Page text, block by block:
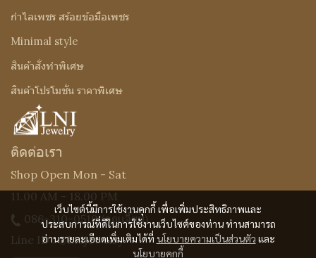
เว็บไซต์นี้มีการใช้งานคุกกี้ เพื่อเพิ่มประสิทธิภาพและ
ประสบการณ์ที่ดีในการใช้งานเว็บไซต์ของท่าน ท่านสามารถ
อ่านรายละเอียดเพิ่มเติมได้ที่ นโยบายความเป็นส่วนตัว และ
นโยบายคุกกี้
กำไลเพชร สร้อยข้อมือเพชร
Minimal style
สินค้าสั่งทำพิเศษ
สินค้าโปรโมชั่น ราคาพิเศษ
ติดต่อเรา
Shop Open Mon - Sat
11.00 AM - 18.00 PM
086-310-0519(คุณเจี๊ยบ)
Line ID : @Lnijewelry